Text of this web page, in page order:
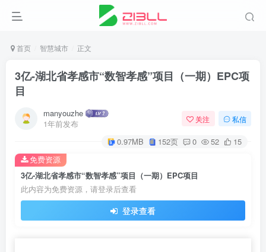
首页 智慧城市 正文
3亿-湖北省孝感市“数智孝感”项目（一期）EPC项
目
manyouzhe
1年前发布
关注 私信
0.97MB 152页 0 52 15
3亿-湖北省孝感市“数智孝感”项目（一期）EPC项目
此内容为免费资源，请登录后查看
登录查看
免费资源